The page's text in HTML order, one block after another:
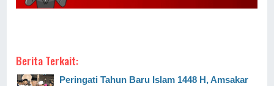
Berita Terkait:
Peringati Tahun Baru Islam 1448 H, Amsakar